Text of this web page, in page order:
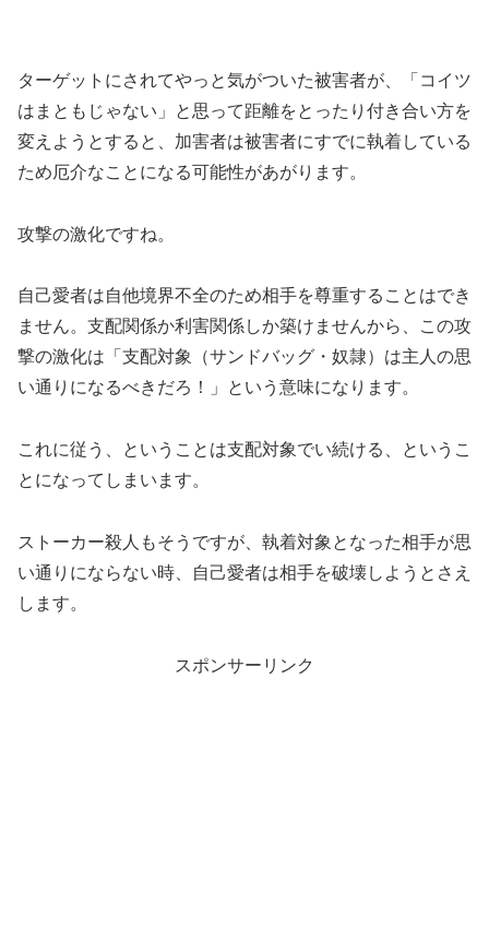
ターゲットにされてやっと気がついた被害者が、「コイツ
はまともじゃない」と思って距離をとったり付き合い方を
変えようとすると、加害者は被害者にすでに執着している
ため厄介なことになる可能性があがります。
攻撃の激化ですね。
自己愛者は自他境界不全のため相手を尊重することはでき
ません。支配関係か利害関係しか築けませんから、この攻
撃の激化は「支配対象（サンドバッグ・奴隷）は主人の思
い通りになるべきだろ！」という意味になります。
これに従う、ということは支配対象でい続ける、というこ
とになってしまいます。
ストーカー殺人もそうですが、執着対象となった相手が思
い通りにならない時、自己愛者は相手を破壊しようとさえ
します。
スポンサーリンク